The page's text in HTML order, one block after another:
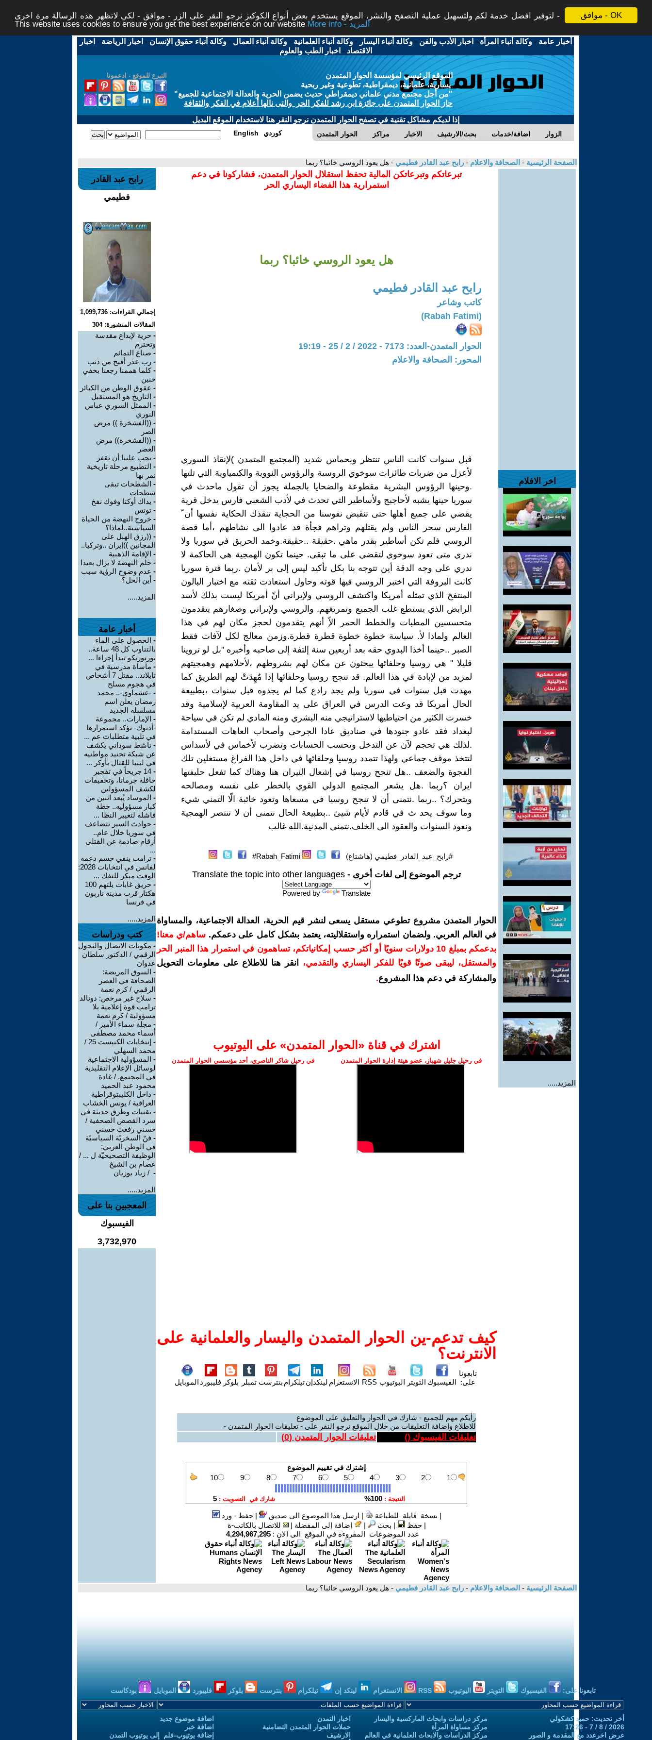
موافق - OK
لتوفير افضل خدمة لكم ولتسهيل عملية التصفح والنشر، الموقع يستخدم بعض أنواع الكوكيز نرجو النقر على الزر - موافق - لكي لاتظهر هذه الرسالة مرة اخرى -
This website uses cookies to ensure you get the best experience on our website
More info - المزيد
أخبار عامة -وكالة أنباء المرأة - اخبار الأدب والفن -وكالة أنباء اليسار -وكالة أنباء العلمانية -وكالة أنباء العمال -وكالة أنباء حقوق الإنسان - اخبار الرياضة - اخبار
الاقتصاد - اخبار الطب والعلوم
التبرع للموقع - ادعمونا
الموقع الرئيسي لمؤسسة الحوار المتمدن
يسارية، علمانية، ديمقراطية، تطوعية وغير ربحية
"من أجل مجتمع مدني علماني ديمقراطي حديث يضمن الحرية والعدالة الاجتماعية للجميع"
حاز الحوار المتمدن على جائزة ابن رشد للفكر الحر والتى نالها أعلام في الفكر والثقافة
إذا لديكم مشاكل تقنية في تصفح الحوار المتمدن نرجو النقر هنا لاستخدام الموقع البديل
الحوار المتمدن مراكز الاخبار بحث/الارشيف اضافة/خدمات الزوار English كوردي
الصفحة الرئيسية - الصحافة والاعلام - رابح عبد القادر فطيمي - هل يعود الروسي خائبا؟ ربما
اخر الافلام
المزيد.....
تبرعاتكم وتبرعاتكن المالية تحفظ استقلال الحوار المتمدن، فشاركونا في دعم
استمرارية هذا الفضاء اليساري الحر
هل يعود الروسي خائبا؟ ربما
رابح عبد القادر فطيمي
كاتب وشاعر
(Rabah Fatimi)
الحوار المتمدن-العدد: 7173 - 2022 / 2 / 25 - 19:19
المحور: الصحافة والاعلام
قبل سنوات كانت الناس تنتظر وبحماس شديد (المجتمع المتمدن )لإنقاذ السوري
لأعزل من ضربات طائرات سوخوي الروسية والرؤوس النووية والكيمياوية التي تلتها
.وحينها الرؤوس البشرية مقطوعة والضحايا بالجملة يجوز أن تقول ماحدث في
سوريا حينها يشبه لأحاجبج ولأساطير التي تحدث في لأدب الشعبي فارس يدخل قرية
يقضي على جميع أهلها حتى تنقبض نفوسنا من الحجاية تنقذك الحكاية نفسها أن ّ
الفارس سحر الناس ولم يقتلهم وتراهم فجأة قد عادوا الى نشاطهم ،أما قصة
الروسي فلم تكن أساطير بقدر ماهي .حقيقة ..حقيقة.وخمد الحريق في سوريا ولا
ندري متى تعود سوخوي لتقضي على ما تبقى. حينما تكون الهمجية هي الحاكمة لا
ندري على وجه الدقة أين تتوجه بنا بكل تأكيد ليس إلى بر لأمان .ربما فترة سوريا
كانت البروفة التي اختبر الروسي فيها قوته وحاول استعادت ثقته مع اختبار البالون
المنتفخ الذي تمثله أمريكا واكتشف الروسي ولإيراني أنّ أمريكا ليست بذلك لأسد
الرابض الذي يستطع غلب الجميع وتمريغهم. والروسي ولإيراني وصغارهم يتقدمون
متحسسين المطبات والخطط الحمر الإّ أنهم يتقدمون لحجز مكان لهم في هذا
العالم ولماذا لأ. سياسة خطوة خطوة قطرة قطرة.وزمن معالج لكل لآفات فقط
الصبر ..حينما أخذا البدوي حقه بعد أربعين سنة إلتفة إلى صاحبه وأخبره "بل لو تروينا
قليلا " هي روسيا وحلفائها يبحثون عن مكان لهم بشروطهم ،لأحلامهم وهمجيتهم
لمزيد من لإبادة في هذا العالم. قد تنجح روسيا وحلفائها إذا مٌهِدَتْ لهم الطريق كما
مهدت قبل سنوات في سوريا ولم يجد رادع كما لم يجدوه قبل سنوات ،بطبيعة
الحال أمريكا قد وعت الدرس في العراق على يد المقاومة العربية لإسلامية وقد
خسرت الكثير من احتياطيها لاستراتيجي منه البشري ومنه المادي لم تكن في سياحة
لبغداد فقد عادو جنودها في صناديق عادا الجرحى وأصحاب العاهات المستدامة
.لذلك هي تحجم لآن عن التدخل وتحسب الحسابات وتضرب لأخماس في لأسداس
لتتخذ موقف جماعي ولهذا تتمدد روسيا وحلفائها في داخل هذا الفراغ مستغلين تلك
الفجوة والضعف ..هل تنجح روسيا في إشعال النيران هنا وهناك كما تفعل حليفتها
ايران ؟ربما .هل يشعر المجتمع الدولي القوي بالخطر على نفسه ومصالحه
ويتحرك؟ ..ربما .نتمنى أن لا تنجح روسيا في مسعاها وتعود خائبة الّا التمني شيء
وما سوف يحد ث في قادم لأيام شيئ ..بطبيعة الحال نتمنى أن لا تنتصر الهمجية
ونعود السنوات والعقود الى الخلف.نتمنى المدنية.الله غالب
#رابح_عبد_القادر_فطيمي (هاشتاغ) Rabah_Fatimi#
ترجم الموضوع إلى لغات أخرى - Translate the topic into other languages
Powered by Translate
الحوار المتمدن مشروع تطوعي مستقل يسعى لنشر قيم الحرية، العدالة الاجتماعية، والمساواة
في العالم العربي. ولضمان استمراره واستقلاليته، يعتمد بشكل كامل على دعمكم. ساهم/ي معنا!
بدعمكم بمبلغ 10 دولارات سنويًا أو أكثر حسب إمكانياتكم، تساهمون في استمرار هذا المنبر الحر
والمستقل، ليبقى صوتًا قويًا للفكر اليساري والتقدمي،
انقر هنا للاطلاع على معلومات التحويل
والمشاركة في دعم هذا المشروع.
اشترك في قناة ‫«الحوار المتمدن» على اليوتيوب
في رحيل جليل شهباز، عضو هيئة إدارة الحوار المتمدن في رحيل شاكر الناصري، أحد مؤسسي الحوار المتمدن
كيف تدعم-ين الحوار المتمدن واليسار والعلمانية على
الانترنت؟
تابعونا
على: الفيسبوك التويتر اليوتيوب RSS الانستغرام لينكدإنتيلكرام بنترست تمبلر بلوكر فليبورد الموبايل
رأيكم مهم للجميع - شارك في الحوار والتعليق على الموضوع
للاطلاع وإضافة التعليقات من خلال الموقع نرجو النقر على - تعليقات الحوار المتمدن -
تعليقات الفيسبوك () تعليقات الحوار المتمدن (0
)
| نسخة قابلة للطباعة | ارسل هذا الموضوع الى صديق |حفظ - ورد
|حفظ | بحث | إضافة إلى المفضلة |
للاتصال بالكاتب-ة
عدد الموضوعات المقروءة في الموقع الى الان : 4,294,967,295
رابح عبد القادر
فطيمي
إجمالي القراءات: 1,099,736
المقالات المنشورة: 304
- حرية لإبداع مقدسة
وتحترم
- صناع التمائم
- رب عذر أقبح من ذنب
-كلما هممنا رجعنا بخفي
حنين
- عقوق الوطن من الكبائر
- التاريخ هو المستقبل
- الممثل السوري عباس
النوري
- ((الفشخرة )) مرض
الصر
- ((الفشخرة)) مرض
العصر
- يجب علينا أن نقفز
- التطبيع مرحلة تاريخية
نمر بها
- الشطحات تبقى
شطحات
- يداك أوكتا وفوك نفخ
- تونس
- خروج النهضة من الحياة
السياسية..لماذا؟
- ((رزق الهبل على
المجانين ))إيران ..وتركيا..
- الإقامة الذهبية
- حلم النهضة لا يزال بعيدا
- عدم وضوح الرؤية سبب
- أين الحل؟
المزيد.....
أخبار عامة
- الحصول على الماء
بالتناوب كل 48 ساعة..
بورتوريكو تبدأ إجراءا ...
- مأساة مدرسية في
تايلاند.. مقتل 7 أشخاص
في هجوم مسلح
- -عشماوي-.. محمد
رمضان يعلن اسم
مسلسله الجديد
- الإمارات.. مجموعة
-أدنوك- تؤكد استمرارها
في تلبية متطلبات عم ...
- ناشط سوداني يكشف
عن شبكة تجنيد مواطنيه
في ليبيا للقتال بأوكر ...
-
14 جريحاً في تفجير
حافلة جرمانا، وتحقيقات
لكشف المسؤولين
- الموساد يُبعد اثنين من
كبار مسؤوليه.. خطة
فاشلة لتغيير النظا ...
- حوادث السير تتضاعف
في سوريا خلال عام..
أرقام صادمة عن القتلى
...
- ترامب ينفي حسم دعمه
لفانس في انتخابات 2028:
الوقت مبكر للتفك ...
-
حريق غابات يلتهم 100
هكتار قرب مدينة ناربون
في فرنسا
المزيد.....
كتب ودراسات
- مكونات الاتصال والتحول
الرقمي / الدكتور سلطان
عدوان
- السوق المريضة:
الصحافة في العصر
الرقمي / كرم نعمة
- سلاح غير مرخص: دونالد
ترامب قوة إعلامية بلا
مسؤولية / كرم نعمة
- مجلة سماء الأمير /
أسماء محمد مصطفى
-
إنتخابات الكنيست 25 /
محمد السهلي
- المسؤولية الاجتماعية
لوسائل الإعلام التقليدية
في المجتمع. / غادة
محمود عبد الحميد
- داخل الكليبتوقراطية
العراقية / يونس الخشاب
- تقنيات وطرق حديثة في
سرد القصص الصحفية /
حسني رفعت حسني
- فنّ السخريّة السياسيّة
في الوطن العربي:
الوظيفة التصحيحيّة ل ... /
عصام بن الشيخ
- ‏ / زياد بوزيان
المزيد.....
المعجبين بنا على
الفيسبوك
3,732,970
الصفحة الرئيسية - الصحافة والاعلام - رابح عبد القادر فطيمي - هل يعود الروسي خائبا؟ ربما
تابعونا على: الفيسبوك التويتر اليوتيوب الانستغرام لينكد إن تيلكرام بنترست بلوكر فليبورد الموبايل بودكاست
أخر تحديث: حميد كشكولي
2026 / 8 / 7 - 17:26
عرض اخرعدد مع المقدمة و الصور
مركز دراسات وابحاث الماركسية واليسار
مركز مساواة المرأة
مركز الدراسات والابحاث العلمانية في العالم
اخبار التمدن
حملات الحوار المتمدن التضامنية
الارشيف
اضافة موضوع جديد
اضافة خبر
إضافة يوتيوب-فلم إلى يوتيوب التمدن